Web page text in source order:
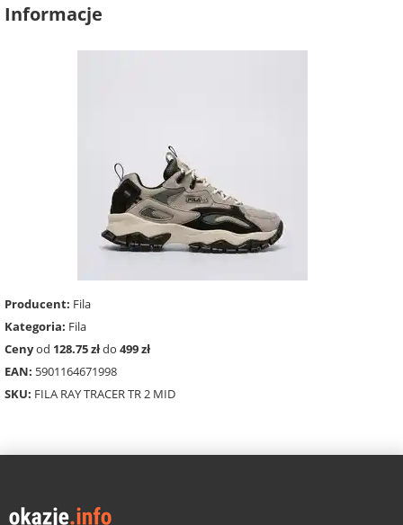
Informacje
Producent: Fila
Kategoria: Fila
Cenyod 128.75 złdo 499 zł
EAN: 5901164671998
SKU: FILA RAY TRACER TR 2 MID